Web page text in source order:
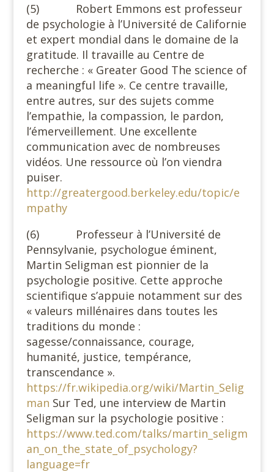
(5) Robert Emmons est professeur
de psychologie à l’Université de Californie
et expert mondial dans le domaine de la
gratitude. Il travaille au Centre de
recherche : « Greater Good The science of
a meaningful life ». Ce centre travaille,
entre autres, sur des sujets comme
l’empathie, la compassion, le pardon,
l’émerveillement. Une excellente
communication avec de nombreuses
vidéos. Une ressource où l’on viendra
puiser.
http://greatergood.berkeley.edu/topic/e
mpathy
(6) Professeur à l’Université de
Pennsylvanie, psychologue éminent,
Martin Seligman est pionnier de la
psychologie positive. Cette approche
scientifique s’appuie notamment sur des
« valeurs millénaires dans toutes les
traditions du monde :
sagesse/connaissance, courage,
humanité, justice, tempérance,
transcendance ».
https://fr.wikipedia.org/wiki/Martin_Selig
man Sur Ted, une interview de Martin
Seligman sur la psychologie positive :
https://www.ted.com/talks/martin_seligm
an_on_the_state_of_psychology?
language=fr